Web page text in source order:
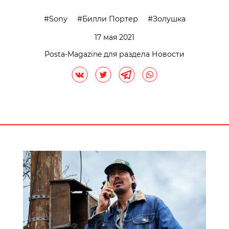
Sony Билли Портер
Золушка
17 мая 2021
Posta-Magazine для раздела Новости